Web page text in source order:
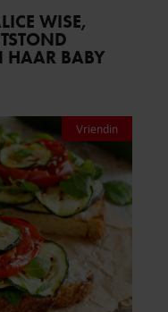
WISE,
HAAR BABY
Vriendin